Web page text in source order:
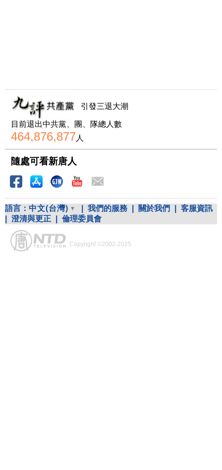
引發三退大潮
目前退出中共黨、團、隊總人數
464,876,877人
隨處可看新唐人
語言： 中文(台灣) 我們的服務 關於我們
客服資訊
澄清與更正 倫理委員會
Copyright ©2002-2025